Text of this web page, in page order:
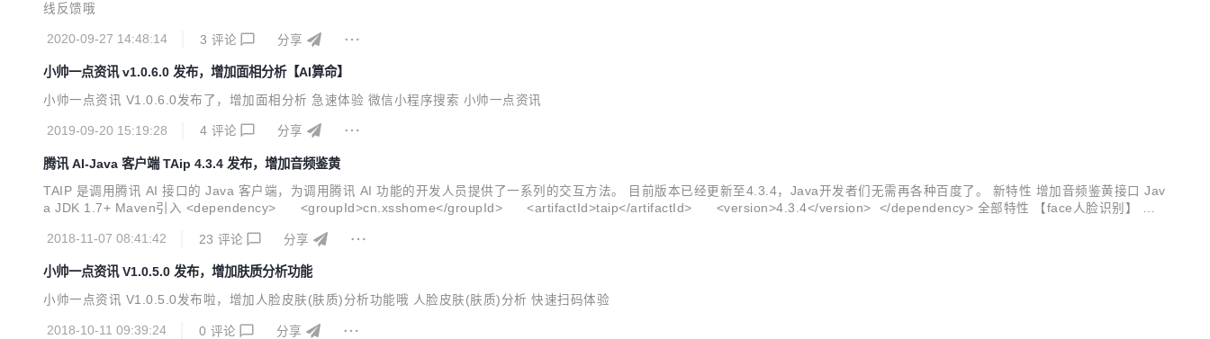
线反馈哦
2020-09-27 14:48:14 3 评论 分享
小帅一点资讯 v1.0.6.0 发布，增加面相分析【AI算命】
小帅一点资讯 V1.0.6.0发布了，增加面相分析 急速体验 微信小程序搜索 小帅一点资讯
2019-09-20 15:19:28 4 评论 分享
腾讯 AI-Java 客户端 TAip 4.3.4 发布，增加音频鉴黄
TAIP 是调用腾讯 AI 接口的 Java 客户端，为调用腾讯 AI 功能的开发人员提供了一系列的交互方法。 目前版本已经更新至4.3.4，Java开发者们无需再各种百度了。 新特性 增加音频鉴黄接口 Jav
a JDK 1.7+ Maven引入 <dependency> <groupId>cn.xsshome</groupId> <artifactId>taip</artifactId> <version>4.3.4</version> </dependency> 全部特性 【face人脸识别】 人
2018-11-07 08:41:42
23 评论 分享
小帅一点资讯 V1.0.5.0 发布，增加肤质分析功能
小帅一点资讯 V1.0.5.0发布啦，增加人脸皮肤(肤质)分析功能哦 人脸皮肤(肤质)分析 快速扫码体验
2018-10-11 09:39:24 0 评论 分享